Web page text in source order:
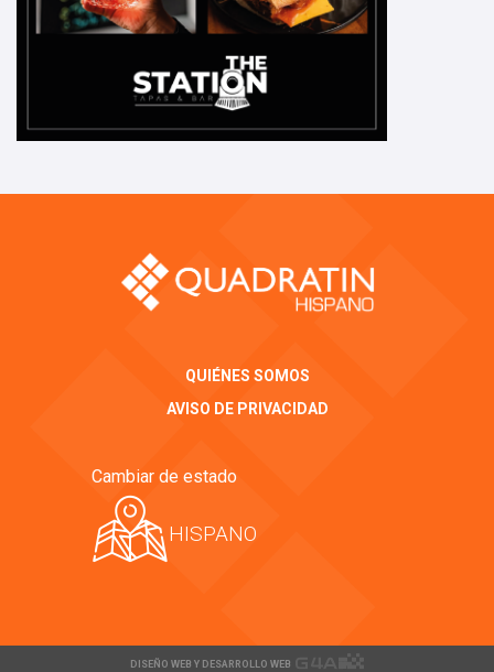
QUIÉNES SOMOS
AVISO DE PRIVACIDAD
Cambiar de estado
HISPANO
DISEÑO WEB Y DESARROLLO WEB